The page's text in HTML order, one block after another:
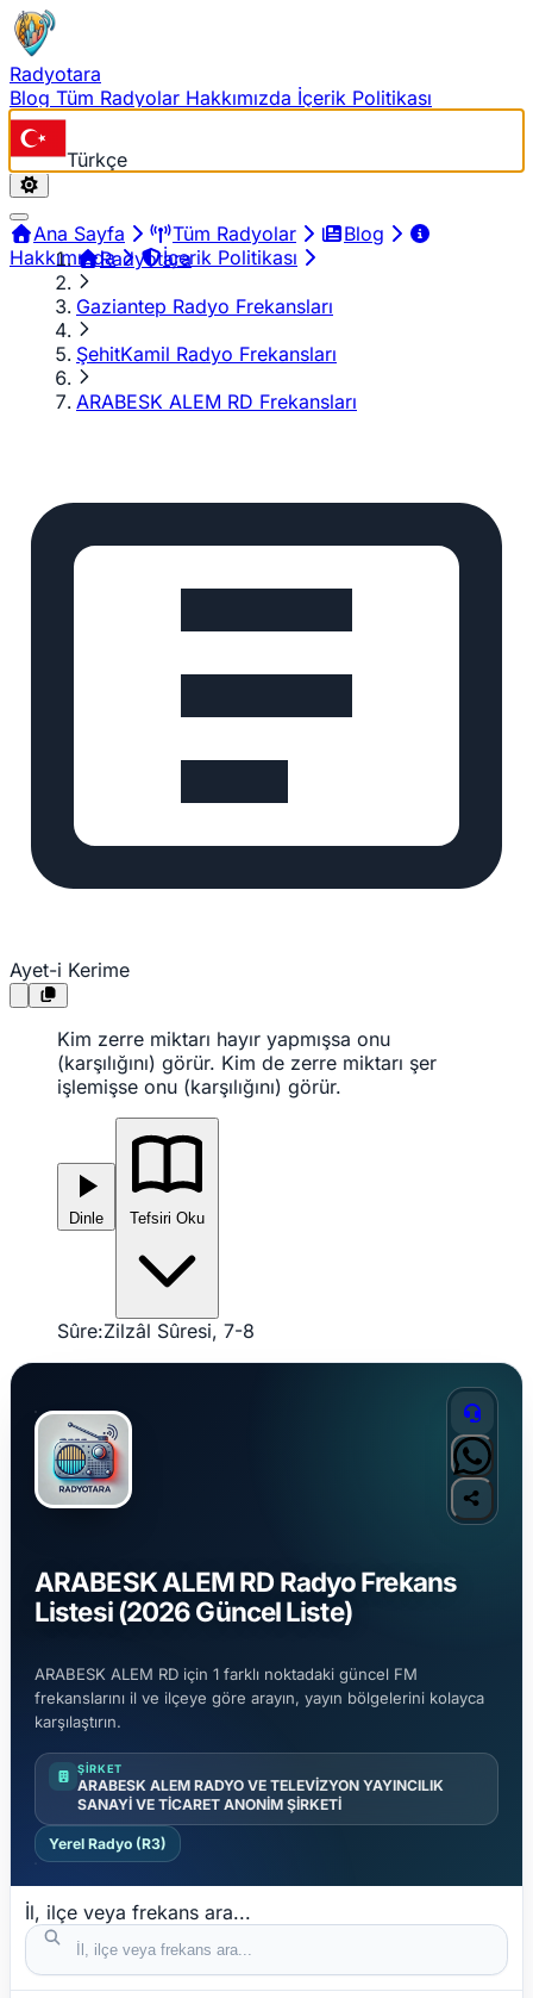
Radyotara
Blog Tüm Radyolar Hakkımızda İçerik Politikası
Türkçe
Ana Sayfa Tüm Radyolar
Blog
Hakkımızda
İçerik Politikası
Radyotara
Gaziantep Radyo Frekansları
ŞehitKamil Radyo Frekansları
ARABESK ALEM RD Frekansları
Ayet-i Kerime
Kim zerre miktarı hayır yapmışsa onu
(karşılığını) görür. Kim de zerre miktarı şer
işlemişse onu (karşılığını) görür.
Dinle
Sûre:Zilzâl Sûresi, 7-8
ARABESK ALEM RD Radyo Frekans
Listesi (2026 Güncel Liste)
ARABESK ALEM RD için 1 farklı noktadaki güncel FM
frekanslarını il ve ilçeye göre arayın, yayın bölgelerini kolayca
karşılaştırın.
ŞIRKET
ARABESK ALEM RADYO VE TELEVİZYON YAYINCILIK
SANAYİ VE TİCARET ANONİM ŞİRKETİ
Yerel Radyo (R3)
İl, ilçe veya frekans ara...